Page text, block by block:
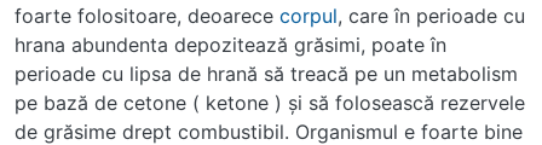
foarte folositoare, deoarece corpul, care în perioade cu
hrana abundenta depozitează grăsimi, poate în
perioade cu lipsa de hrană să treacă pe un metabolism
pe bază de cetone ( ketone ) şi să folosească rezervele
de grăsime drept combustibil. Organismul e foarte bine